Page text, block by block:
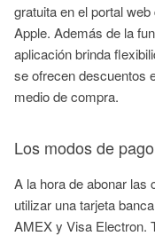
gratuita en el portal web
Apple. Además de la
aplicación brinda
se ofrecen descuentos
medio de compra.
Los modos de pago
A la hora de abonar las
utilizar una tarjeta
AMEX y Visa Electron.